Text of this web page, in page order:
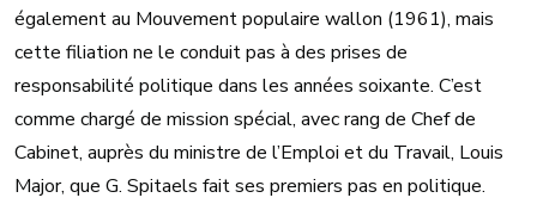
également au Mouvement populaire wallon (1961), mais
cette filiation ne le conduit pas à des prises de
responsabilité politique dans les années soixante. C’est
comme chargé de mission spécial, avec rang de Chef de
Cabinet, auprès du ministre de l’Emploi et du Travail, Louis
Major, que G. Spitaels fait ses premiers pas en politique.